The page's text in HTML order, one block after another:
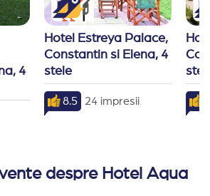
4
Hotel Estreya Palace,
Constantin si Elena, 4
stele
8.5 24 impresii
despre Hotel Aqua